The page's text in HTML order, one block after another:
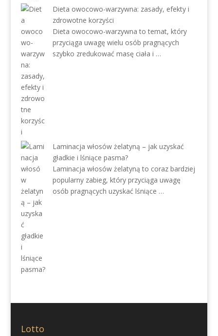
Dieta owocowo-warzywna: zasady, efekty i
zdrowotne korzyści
Dieta owocowo-warzywna to temat, który
przyciąga uwagę wielu osób pragnących
szybko zredukować masę ciała i …
Laminacja włosów żelatyną – jak uzyskać
gładkie i lśniące pasma?
Laminacja włosów żelatyną to coraz bardziej
popularny zabieg, który przyciąga uwagę
osób pragnących uzyskać lśniące …
Lotto